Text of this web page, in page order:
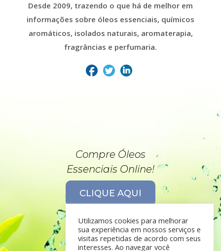
Desde 2009, trazendo o que há de melhor em
informações sobre óleos essenciais, químicos
aromáticos, isolados naturais, aromaterapia,
fragrâncias e perfumaria.
Compre Óleos
Essenciais Online!
CLIQUE AQUI
Utilizamos cookies para melhorar
sua experiência em nossos serviços e
visitas repetidas de acordo com seus
interesses. Ao navegar você